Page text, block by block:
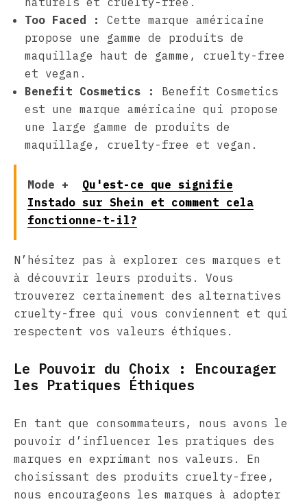
Too Faced :
Cette marque américaine
propose une gamme de produits de
maquillage haut de gamme, cruelty-free
et vegan.
Benefit Cosmetics :
Benefit Cosmetics
est une marque américaine qui propose
une large gamme de produits de
maquillage, cruelty-free et vegan.
Mode +
Qu'est-ce que signifie
Instado sur Shein et comment cela
fonctionne-t-il?
N’hésitez pas à explorer ces marques et
à découvrir leurs produits. Vous
trouverez certainement des alternatives
cruelty-free qui vous conviennent et qui
respectent vos valeurs éthiques.
Le Pouvoir du Choix : Encourager
les Pratiques Éthiques
En tant que consommateurs, nous avons le
pouvoir d’influencer les pratiques des
marques en exprimant nos valeurs. En
choisissant des produits cruelty-free,
nous encourageons les marques à adopter